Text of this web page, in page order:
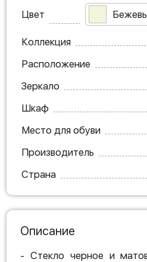
Цвет
Коллекция
Расположение
Зеркало
Шкаф
Место для обуви
Производитель
Страна
Описание
- Стекло черное и